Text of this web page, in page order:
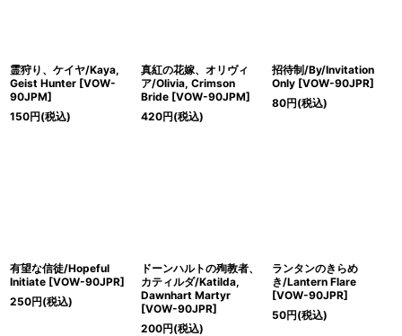
霊狩り、ケイヤ/Kaya,
Geist Hunter [VOW-
90JPM]
150円(税込)
真紅の花嫁、オリヴィ
ア/Olivia, Crimson
Bride [VOW-90JPM]
420円(税込)
招待制/By/Invitation
Only [VOW-90JPR]
80円(税込)
有望な信徒/Hopeful
Initiate [VOW-90JPR]
250円(税込)
ドーンハルトの殉教者、
カティルダ/Katilda,
Dawnhart Martyr
[VOW-90JPR]
200円(税込)
ランタンのきらめ
き/Lantern Flare
[VOW-90JPR]
50円(税込)